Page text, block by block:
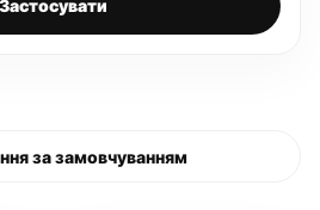
Застосувати